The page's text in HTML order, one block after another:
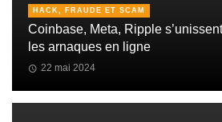
HACK, FRAUDE ET SCAM
Coinbase, Meta, Ripple
les arnaques en ligne
22 mai 2024